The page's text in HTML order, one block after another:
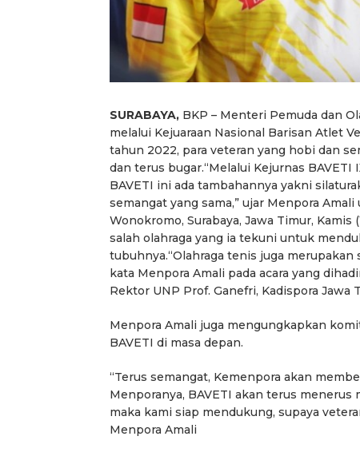
SURABAYA, BKP – Menteri Pemuda dan
melalui Kejuaraan Nasional Barisan Atlet
tahun 2022, para veteran yang hobi dan
dan terus bugar.“Melalui Kejurnas
BAVETI ini ada tambahannya yakni
semangat yang sama,” ujar Menpora
Wonokromo, Surabaya, Jawa Timur,
salah olahraga yang ia tekuni untuk
tubuhnya.“Olahraga tenis juga merupakan
kata Menpora Amali pada acara yang
Rektor UNP Prof. Ganefri, Kadispora
Menpora Amali juga mengungkapkan
BAVETI di masa depan.
“Terus semangat, Kemenpora akan
Menporanya, BAVETI akan terus
maka kami siap mendukung, supaya
Menpora Amali